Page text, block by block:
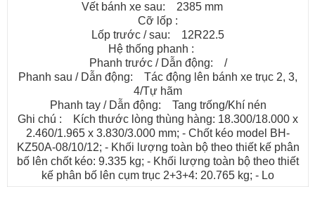
Vết bánh xe sau: 2385 mm
Cỡ lốp :
Lốp trước / sau: 12R22.5
Hệ thống phanh :
Phanh trước / Dẫn động: /
Phanh sau / Dẫn động: Tác động lên bánh xe trục 2, 3,
4/Tự hãm
Phanh tay / Dẫn động: Tang trống/Khí nén
Ghi chú : Kích thước lòng thùng hàng: 18.300/18.000 x
2.460/1.965 x 3.830/3.000 mm; - Chốt kéo model BH-
KZ50A-08/10/12; - Khối lượng toàn bộ theo thiết kế phân
bố lên chốt kéo: 9.335 kg; - Khối lượng toàn bộ theo thiết
kế phân bố lên cụm trục 2+3+4: 20.765 kg; - Lo